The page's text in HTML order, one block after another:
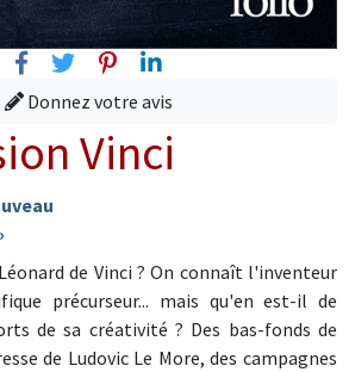
FacebookTwitterPinterest
Linkedin
Donnez votre avis
Vinci
›
de Vinci ? On connaît l'inventeur
précurseur... mais qu'en est-il de
de sa créativité ? Des bas-fonds de
de Ludovic Le More, des campagnes